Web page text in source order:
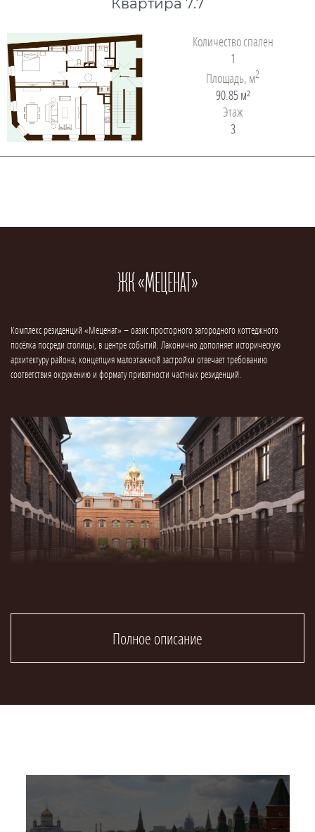
Квартира 7.7
Количество спален
1
Площадь, м2
90.85 м²
Этаж
3
ЖК «МЕЦЕНАТ»
Комплекс резиденций «Меценат» – оазис просторного загородного коттеджного
посёлка посреди столицы, в центре событий. Лаконично дополняет историческую
архитектуру района; концепция малоэтажной застройки отвечает требованию
соответствия окружению и формату приватности частных резиденций.